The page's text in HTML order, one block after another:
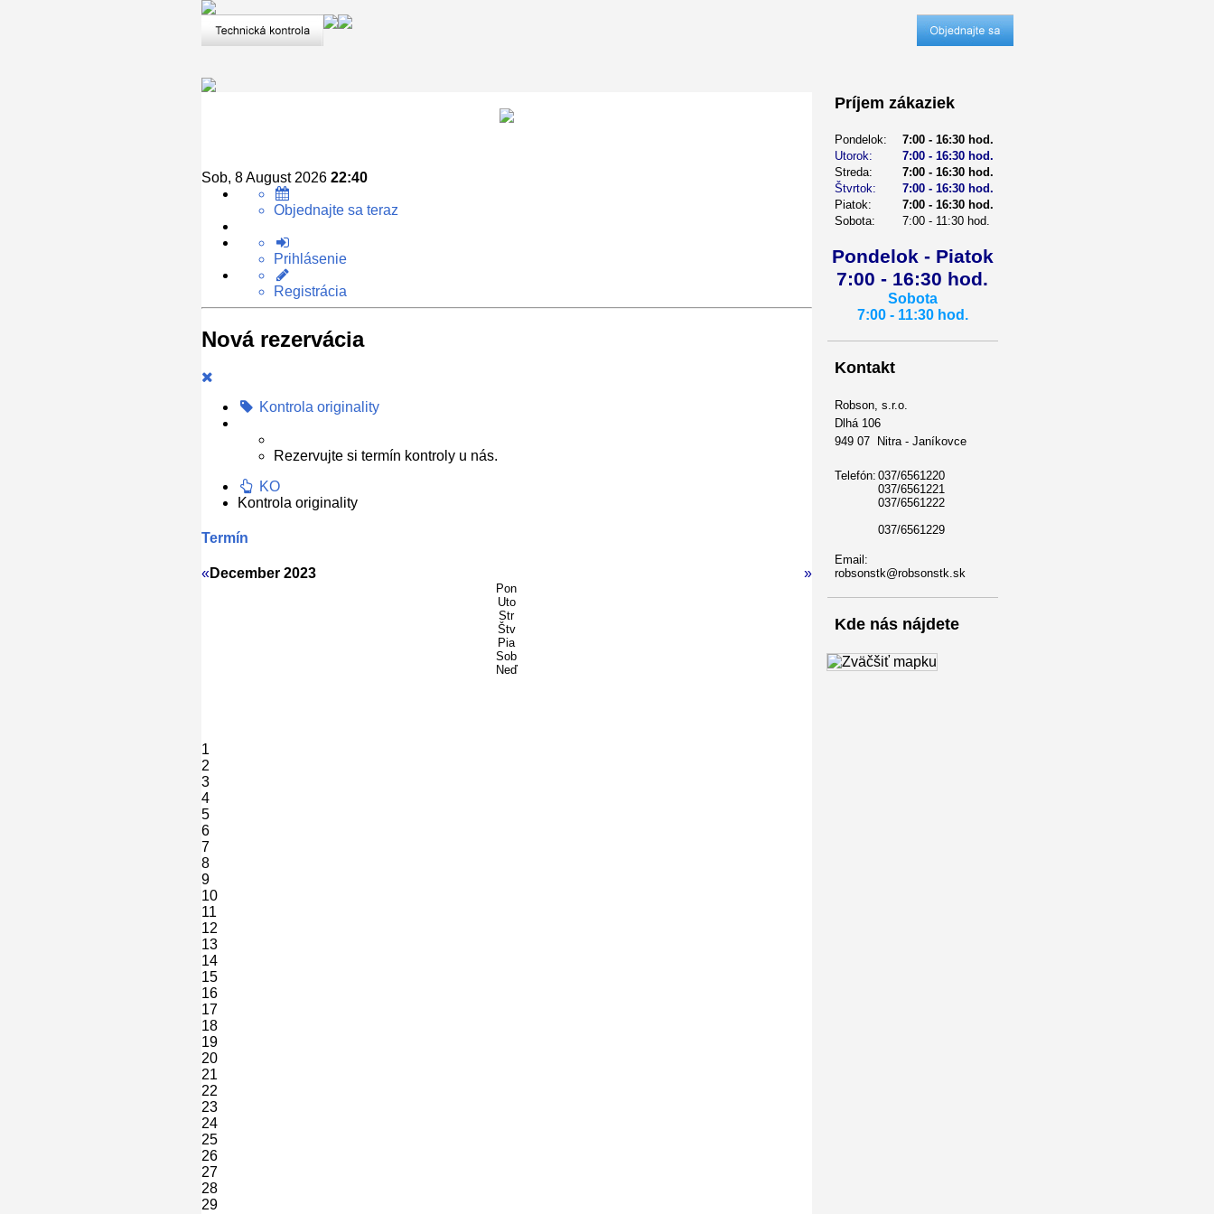
Prí­jem zákaziek
Pondelok:
7:00 - 16:30 hod.
Utorok:
7:00 - 16:30 hod.
Streda:
7:00 - 16:30 hod.
Štvrtok:
7:00 - 16:30 hod.
Piatok:
7:00 - 16:30 hod.
Sobota:
7:00 - 11:30 hod.
Pondelok - Piatok
7:00 - 16:30 hod.
Sobota
7:00 - 11:30 hod.
Kontakt
Robson, s.r.o.
Dlhá 106
949 07 Nitra - Janí­kovce
Telefón: 037/6561220
037/6561221
037/6561222
037/6561229
Email:
robsonstk@robsonstk.sk
Kde nás nájdete
Sob, 8 August 2026 22:40
Objednajte sa teraz
Prihlásenie
Registrácia
Nová rezervácia
Kontrola originality
Rezervujte si termín kontroly u nás.
KO
Kontrola originality
Termín
« »
December 2023
Pon
Uto
Str
Štv
Pia
Sob
Neď
1
2
3
4
5
6
7
8
9
10
11
12
13
14
15
16
17
18
19
20
21
22
23
24
25
26
27
28
29